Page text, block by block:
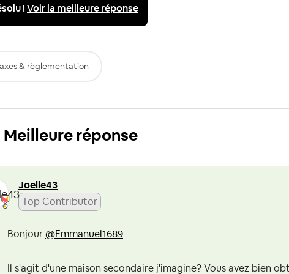
!Voir la meilleure réponse
& règlementation
Meilleure réponse
Joelle43
Top Contributor
Bonjour @Emmanuel1689
Il s'agit d'une maison secondaire j'imagine? Vous avez bien